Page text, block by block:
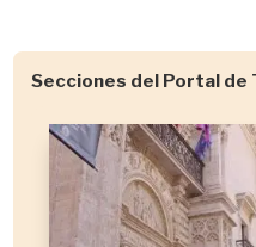
Secciones del Portal de